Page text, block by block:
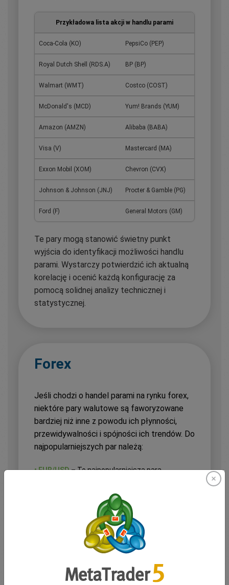
Przykładowa lista akcji w handlu parami
Coca-Cola (KO) PepsiCo (PEP)
Royal Dutch Shell (RDS.A) BP (BP)
Walmart (WMT) Costco (COST)
McDonald's (MCD) Yum! Brands (YUM)
Amazon (AMZN) Alibaba (BABA)
Visa (V) Mastercard (MA)
Exxon Mobil (XOM) Chevron (CVX)
Johnson & Johnson (JNJ) Procter & Gamble (PG)
Ford (F) General Motors (GM)
Te pary mogą stanowić świetny punkt
wyjścia do identyfikacji możliwości handlu
parami. Wystarczy potwierdzić ich aktualną
korelację i ocenić każdą konfigurację za
pomocą solidnej analizy technicznej i
statystycznej.
Forex
Jeśli chodzi o handel parami na rynku forex,
niektóre pary walutowe są faworyzowane
bardziej niż inne z powodu ich płynności,
przewidywalności i spójności ich trendów. Do
najpopularniejszych par należą:
• EUR/USD– To najpopularniejsza para
wysoka płynność i wąskie spready sprawiają, że
jest to najlepszy wybór dla inwestorów
handlujących parami, zwłaszcza że jej trendy są
stosunkowo stabilne i napędzane przez
najważniejsze dane ekonomiczne.
• GBP/USD – Znana jako „kabel”, ta para jest
również popularna, choć bardziej zmienna niż